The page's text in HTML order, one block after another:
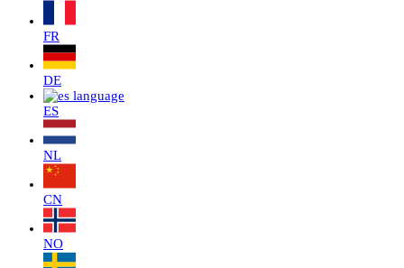
FR
DE
ES
NL
CN
NO